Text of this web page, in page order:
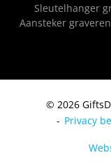
Sleutelhanger
Aansteker graveren
© 2026
Privacy